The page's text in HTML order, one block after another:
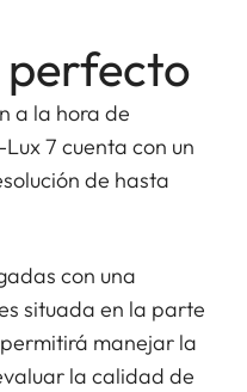
perfecto
a la hora de
7 cuenta con un
de hasta
con una
situada en la parte
manejar la
la calidad de